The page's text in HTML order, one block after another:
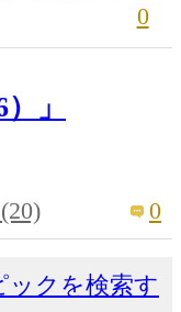
0
」
0
ックを検索す